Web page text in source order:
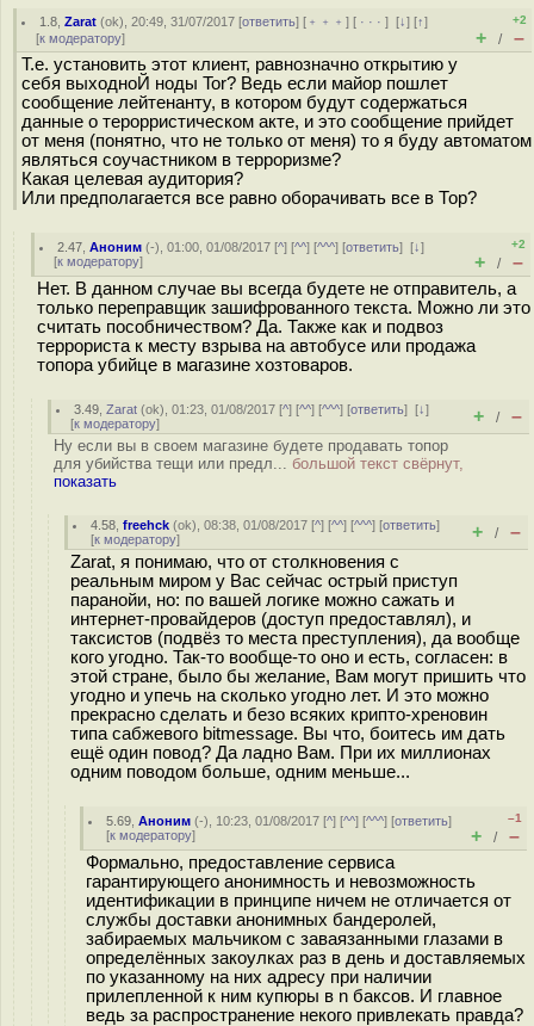
1.8 ,Zarat (ok), 20:49, 31/07/2017 [ответить] [ ﹢﹢﹢] [ · · ·][↓] [↑]
[к модератору]
+2
+ / –
Т.е. установить этот клиент, равнозначно открытию у
себя выходноЙ ноды Tor? Ведь если майор пошлет
сообщение лейтенанту, в котором будут содержаться
данные о терорристическом акте, и это сообщение прийдет
от меня (понятно, что не только от меня) то я буду автоматом
являться соучастником в терроризме?
Какая целевая аудитория?
Или предполагается все равно оборачивать все в Тор?
2.47 ,Аноним (-), 01:00, 01/08/2017 [^] [^^] [^^^] [ответить][↓]
[к модератору]
+2
+ / –
Нет. В данном случае вы всегда будете не отправитель, а
только переправщик зашифрованного текста. Можно ли это
считать пособничеством? Да. Также как и подвоз
террориста к месту взрыва на автобусе или продажа
топора убийце в магазине хозтоваров.
3.49 ,Zarat (ok), 01:23, 01/08/2017 [^] [^^] [^^^] [ответить][↓]
[к модератору] + / –
Ну если вы в своем магазине будете продавать топор
для убийства тещи или предл... большой текст свёрнут,
показать
4.58 ,freehck (ok), 08:38, 01/08/2017 [^] [^^] [^^^] [ответить]
[к модератору] + / –
Zarat, я понимаю, что от столкновения с
реальным миром у Вас сейчас острый приступ
паранойи, но: по вашей логике можно сажать и
интернет-провайдеров (доступ предоставлял), и
таксистов (подвёз то места преступления), да вообще
кого угодно. Так-то вообще-то оно и есть, согласен: в
этой стране, было бы желание, Вам могут пришить что
угодно и упечь на сколько угодно лет. И это можно
прекрасно сделать и безо всяких крипто-хреновин
типа сабжевого bitmessage. Вы что, боитесь им дать
ещё один повод? Да ладно Вам. При их миллионах
одним поводом больше, одним меньше...
5.69 ,Аноним (-), 10:23, 01/08/2017 [^] [^^] [^^^] [ответить]
[к модератору]
–1
+ / –
Формально, предоставление сервиса
гарантирующего анонимность и невозможность
идентификации в принципе ничем не отличается от
службы доставки анонимных бандеролей,
забираемых мальчиком с заваязанными глазами в
определённых закоулках раз в день и доставляемых
по указанному на них адресу при наличии
прилепленной к ним купюры в n баксов. И главное
ведь за распространение некого привлекать правда?